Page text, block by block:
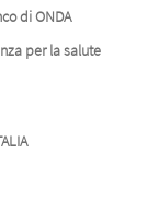
di ONDA
per la salute